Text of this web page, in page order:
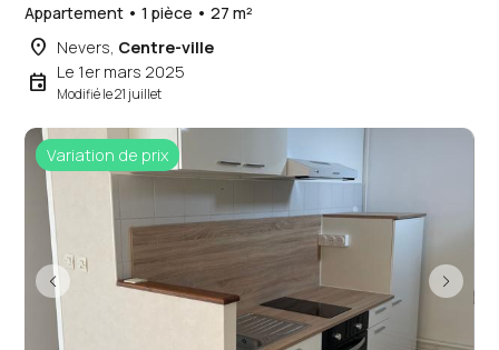
Appartement • 1 pièce • 27 m²
place Nevers, Centre-ville
event Le 1er mars 2025
Modifié le 21 juillet
Variation de prix